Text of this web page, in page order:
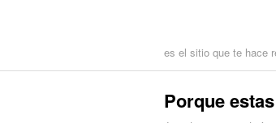
es el sitio que te hace
Porque